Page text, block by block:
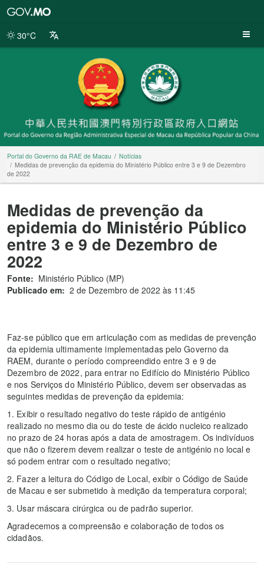
da
30°C
Portal do Governo da RAE de Macau
Notícias
Medidas de prevenção da epidemia do Ministério Público entre 3 e 9 de Dezembro
de 2022
Medidas de prevenção da
epidemia do Ministério Público
entre 3 e 9 de Dezembro de
2022
Fonte: Ministério Público (MP)
Publicado em: 2 de Dezembro de 2022 às 11:45
Faz-se público que em articulação com as medidas de prevenção
da epidemia ultimamente implementadas pelo Governo da
RAEM, durante o período compreendido entre 3 e 9 de
Dezembro de 2022, para entrar no Edifício do Ministério Público
e nos Serviços do Ministério Público, devem ser observadas as
seguintes medidas de prevenção da epidemia:
1. Exibir o resultado negativo do teste rápido de antigénio
realizado no mesmo dia ou do teste de ácido nucleico realizado
no prazo de 24 horas após a data de amostragem. Os indivíduos
que não o fizerem devem realizar o teste de antigénio no local e
só podem entrar com o resultado negativo;
2. Fazer a leitura do Código de Local, exibir o Código de Saúde
de Macau e ser submetido à medição da temperatura corporal;
3. Usar máscara cirúrgica ou de padrão superior.
Agradecemos a compreensão e colaboração de todos os
cidadãos.